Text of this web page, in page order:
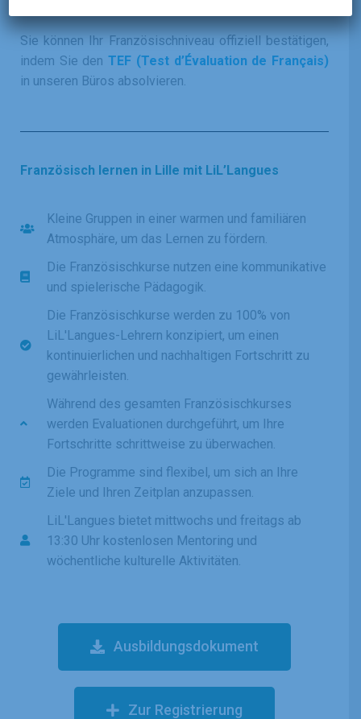
Sie können Ihr Französischniveau offiziell bestätigen,
indem Sie denTEF (Test d’Évaluation de Français)
in unseren Büros absolvieren.
Französisch lernen in Lille mit LiL’Langues
Kleine Gruppen in einer warmen und familiären
Atmosphäre, um das Lernen zu fördern.
Die Französischkurse nutzen eine kommunikative
und spielerische Pädagogik.
Die Französischkurse werden zu 100% von
LiL'Langues-Lehrern konzipiert, um einen
kontinuierlichen und nachhaltigen Fortschritt zu
gewährleisten.
Während des gesamten Französischkurses
werden Evaluationen durchgeführt, um Ihre
Fortschritte schrittweise zu überwachen.
Die Programme sind flexibel, um sich an Ihre
Ziele und Ihren Zeitplan anzupassen.
LiL'Langues bietet mittwochs und freitags ab
13:30 Uhr kostenlosen Mentoring und
wöchentliche kulturelle Aktivitäten.
Ausbildungsdokument
Zur Registrierung